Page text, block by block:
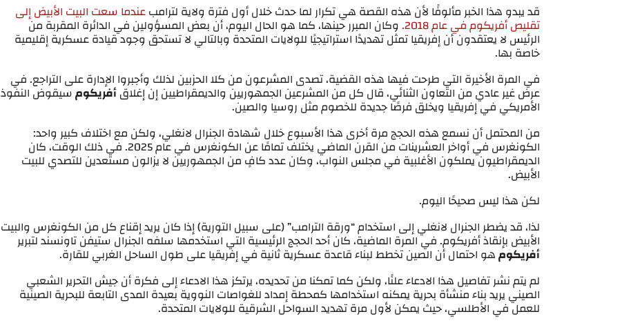
قد يبدو هذا الخبر مألوفًا لأن هذه القصة هي تكرار لما حدث خلال أول فترة ولاية لترامبعندما سعت البيت الأبيض إلى
تقليص أفريكوم في عام 2018. وكان المبرر حينها، كما هو الحال اليوم، أن بعض المسؤولين في الدائرة المقربة من
الرئيس لا يعتقدون أن إفريقيا تمثل تهديدًا استراتيجيًا للولايات المتحدة وبالتالي لا تستحق وجود قيادة عسكرية إقليمية
خاصة بها.
في المرة الأخيرة التي طرحت فيها هذه القضية، تصدى المشرعون من كلا الحزبين لذلك وأجبروا الإدارة على التراجع. في
عرض غير عادي من التعاون الثنائي، قال كل من المشرعين الجمهوريين والديمقراطيين إن إغلاقأفريكومسيقوض النفوذ
الأمريكي في إفريقيا ويخلق فرصًا جديدة للخصوم مثل روسيا والصين.
من المحتمل أن نسمع هذه الحجج مرة أخرى هذا الأسبوع خلال شهادة الجنرال لانغلي، ولكن مع اختلاف كبير واحد:
الكونغرس في أواخر العشرينات من القرن الماضي يختلف تمامًا عن الكونغرس في عام 2025. في ذلك الوقت، كان
الديمقراطيون يملكون الأغلبية في مجلس النواب، وكان عدد كافٍ من الجمهوريين لا يزالون مستعدين للتصدي للبيت
الأبيض.
لكن هذا ليس صحيحًا اليوم.
لذا، قد يضطر الجنرال لانغلي إلى استخدام “ورقة الترامب” (على سبيل التورية) إذا كان يريد إقناع كل من الكونغرس والبيت
الأبيض بإنقاذ أفريكوم. في المرة الماضية، كان أحد الحجج الرئيسية التي استخدمها سلفه الجنرال ستيفن تاونسند لتبرير
أفريكومهو احتمال أن الصين تخطط لبناء قاعدة عسكرية ثانية في إفريقيا على طول الساحل الغربي للقارة.
لم يتم نشر تفاصيل هذا الادعاء علنًا، ولكن كما تمكنا من تحديده، يرتكز هذا الادعاء إلى فكرة أن جيش التحرير الشعبي
الصيني يريد بناء منشأة بحرية يمكنه استخدامها كمحطة إمداد للغواصات النووية بعيدة المدى التابعة للبحرية الصينية
للعمل في الأطلسي، حيث يمكن لأول مرة تهديد السواحل الشرقية للولايات المتحدة.